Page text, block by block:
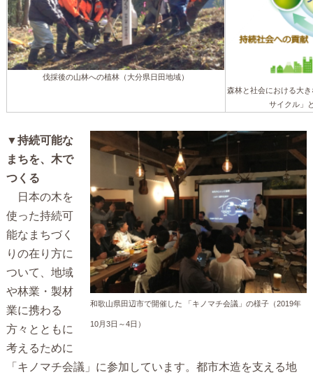
伐採後の山林への植林（大分県日田地域）
森林と社会における大
サイクル」
和歌山県田辺市で開催した 「キノマチ会議」の様子（2019年
10月3日～4日）
▼持続可能な
まちを、木で
つくる
日本の木を
使った持続可
能なまちづく
りの在り方に
ついて、地域
や林業・製材
業に携わる
方々とともに
考えるために
「キノマチ会議」に参加しています。都市木造を支える地